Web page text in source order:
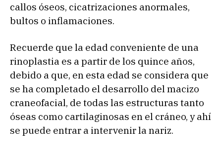
callos óseos, cicatrizaciones anormales,
bultos o inflamaciones.
Recuerde que la edad conveniente de una
rinoplastia es a partir de los quince años,
debido a que, en esta edad se considera que
se ha completado el desarrollo del macizo
craneofacial, de todas las estructuras tanto
óseas como cartilaginosas en el cráneo, y ahí
se puede entrar a intervenir la nariz.